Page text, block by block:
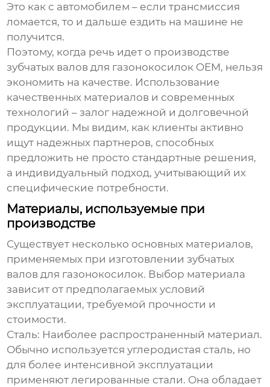
Это как с автомобилем – если трансмиссия
ломается, то и дальше ездить на машине не
получится.
Поэтому, когда речь идет о производстве
зубчатых валов для газонокосилок OEM, нельзя
экономить на качестве. Использование
качественных материалов и современных
технологий – залог надежной и долговечной
продукции. Мы видим, как клиенты активно
ищут надежных партнеров, способных
предложить не просто стандартные решения,
а индивидуальный подход, учитывающий их
специфические потребности.
Материалы, используемые при
производстве
Существует несколько основных материалов,
применяемых при изготовлении зубчатых
валов для газонокосилок. Выбор материала
зависит от предполагаемых условий
эксплуатации, требуемой прочности и
стоимости.
Сталь: Наиболее распространенный материал.
Обычно используется углеродистая сталь, но
для более интенсивной эксплуатации
применяют легированные стали. Она обладает